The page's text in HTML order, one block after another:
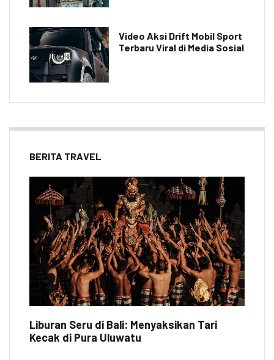
Video Aksi Drift Mobil Sport
Terbaru Viral di Media Sosial
BERITA TRAVEL
Liburan Seru di Bali: Menyaksikan Tari
Kecak di Pura Uluwatu